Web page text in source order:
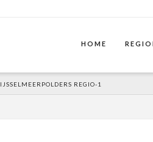
HOME
IJSSELMEERPOLDERS REGIO-1